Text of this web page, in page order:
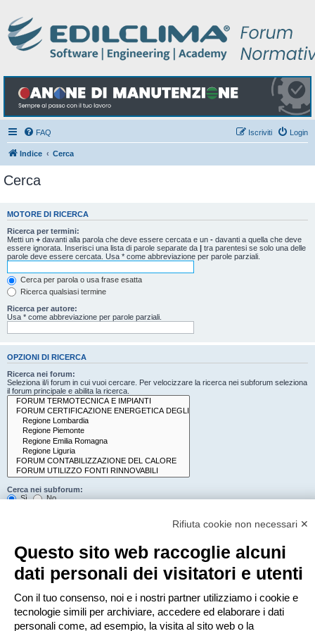
FAQ Login
Iscriviti
Indice Cerca
Cerca
MOTORE DI RICERCA
Ricerca per termini:
Metti un + davanti alla parola che deve essere cercata e un - davanti a quella che deve
essere ignorata. Inserisci una lista di parole separate da | tra parentesi se solo una delle
parole deve essere cercata. Usa * come abbreviazione per parole parziali.
Cerca per parola o usa frase esatta
Ricerca qualsiasi termine
Ricerca per autore:
Usa * come abbreviazione per parole parziali.
OPZIONI DI RICERCA
Ricerca nei forum:
Seleziona il/i forum in cui vuoi cercare. Per velocizzare la ricerca nei subforum seleziona
il forum principale e abilita la ricerca.
Cerca nei subforum:
Sì
No
Solo tra i titoli degli argomenti
Solo il primo messaggio dell’argomento
Mostra i risultati come:
Messaggi
Argomenti
Ordina risultati per:
Crescente
Decrescente
Rifiuta cookie non necessari ✕
Questo sito web raccoglie alcuni
dati personali dei visitatori e utenti
Con il tuo consenso, noi e i nostri partner utilizziamo i cookie e
tecnologie simili per archiviare, accedere ed elaborare i dati
personali come, ad esempio, la visita al sito web o la